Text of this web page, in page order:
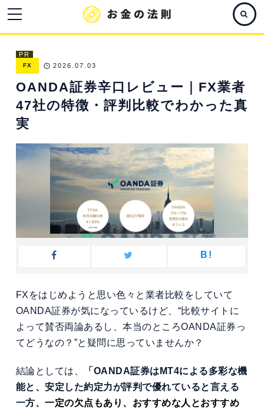
PR
FX 2026.07.03
OANDA証券辛口レビュー｜FX業者
47社の特徴・評判比較でわかった真
実
B!
FXをはじめようと思い色々と業者比較をしていて
OANDA証券が気になっているけど、“比較サイトに
よって賛否両論あるし、本当のところOANDA証券っ
てどうなの？”と疑問に思っていませんか？
結論としては、
「OANDA証券はMT4による多彩な機
能と、安定した約定力が評判で優れていると言える
一方、一定の欠点もあり、おすすめな人とおすすめ